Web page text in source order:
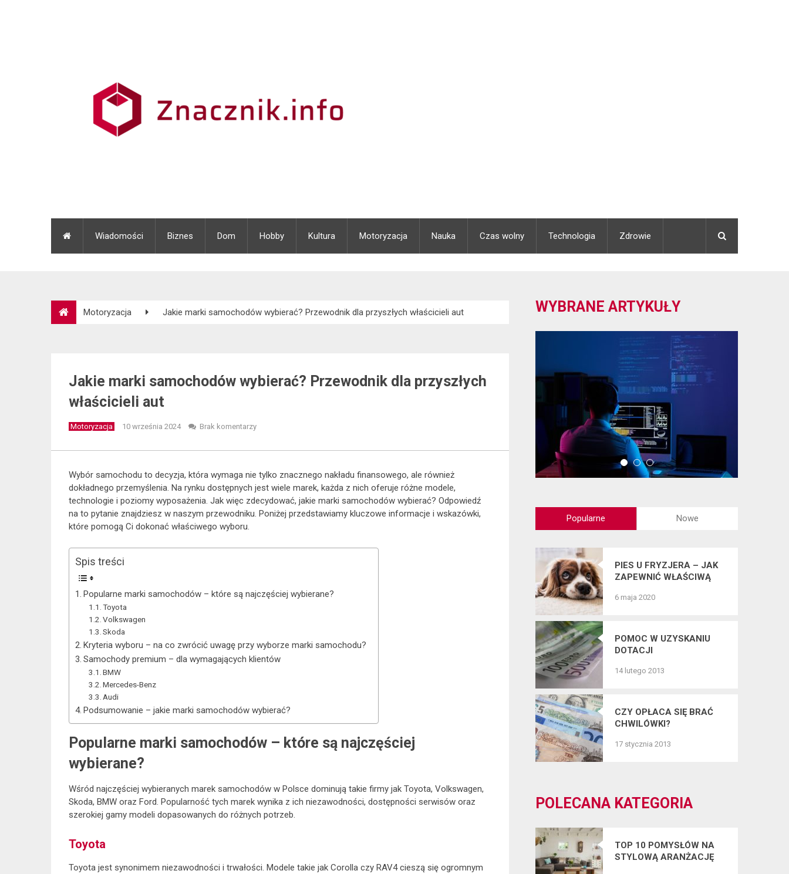
Wiadomości Biznes Dom Hobby Kultura Motoryzacja Nauka Czas wolny Technologia Zdrowie
Motoryzacja Jakie marki samochodów wybierać? Przewodnik dla przyszłych właścicieli aut
Jakie marki samochodów wybierać? Przewodnik dla przyszłych
właścicieli aut
Motoryzacja 10 września 2024 Brak komentarzy
Wybór samochodu to decyzja, która wymaga nie tylko znacznego nakładu finansowego, ale również
dokładnego przemyślenia. Na rynku dostępnych jest wiele marek, każda z nich oferuje różne modele,
technologie i poziomy wyposażenia. Jak więc zdecydować, jakie marki samochodów wybierać? Odpowiedź
na to pytanie znajdziesz w naszym przewodniku. Poniżej przedstawiamy kluczowe informacje i wskazówki,
które pomogą Ci dokonać właściwego wyboru.
Spis treści
Popularne marki samochodów – które są najczęściej wybierane?
Toyota
Volkswagen
Skoda
Kryteria wyboru – na co zwrócić uwagę przy wyborze marki samochodu?
Samochody premium – dla wymagających klientów
BMW
Mercedes-Benz
Audi
Podsumowanie – jakie marki samochodów wybierać?
Popularne marki samochodów – które są najczęściej
wybierane?
Wśród najczęściej wybieranych marek samochodów w Polsce dominują takie firmy jak Toyota, Volkswagen,
Skoda, BMW oraz Ford. Popularność tych marek wynika z ich niezawodności, dostępności serwisów oraz
szerokiej gamy modeli dopasowanych do różnych potrzeb.
Toyota
Toyota jest synonimem niezawodności i trwałości. Modele takie jak Corolla czy RAV4 cieszą się ogromnym
WYBRANE ARTYKUŁY
Popularne Nowe
PIES U FRYZJERA – JAK
ZAPEWNIĆ WŁAŚCIWĄ
CZWORONOGÓW?
6 maja 2020
POMOC W UZYSKANIU
DOTACJI
14 lutego 2013
CZY OPŁACA SIĘ BRAĆ
CHWILÓWKI?
17 stycznia 2013
POLECANA KATEGORIA
TOP 10 POMYSŁÓW NA
STYLOWĄ ARANŻACJĘ